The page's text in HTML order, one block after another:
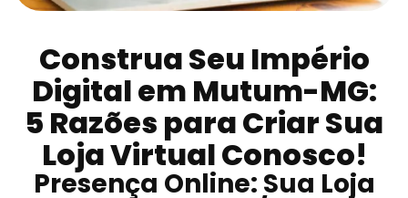
Construa Seu Império
Digital em Mutum-MG:
5 Razões para Criar Sua
Loja Virtual Conosco!
Presença Online: Sua Loja